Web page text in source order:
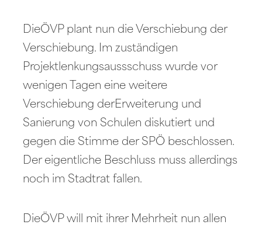
DieÖVP plant nun die Verschiebung der
Verschiebung. Im zuständigen
Projektlenkungsaussschuss wurde vor
wenigen Tagen eine weitere
Verschiebung derErweiterung und
Sanierung von Schulen diskutiert und
gegen die Stimme der SPÖ beschlossen.
Der eigentliche Beschluss muss allerdings
noch im Stadtrat fallen.
DieÖVP will mit ihrer Mehrheit nun allen